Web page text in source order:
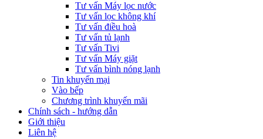
Tư vấn Máy lọc nước
Tư vấn lọc không khí
Tư vấn điều hoà
Tư vấn tủ lạnh
Tư vấn Tivi
Tư vấn Máy giặt
Tư vấn bình nóng lạnh
Tin khuyến mại
Vào bếp
Chương trình khuyến mãi
Chính sách - hướng dẫn
Giới thiệu
Liên hệ